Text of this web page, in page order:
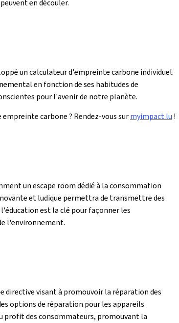
en découler.
un calculateur d'empreinte carbone individuel.
en fonction de ses habitudes de
pour l'avenir de notre planète.
carbone ? Rendez-vous surmyimpact.lu !
un escape room dédié à la consommation
et ludique permettra de transmettre des
est la clé pour façonner les
l'environnement.
directive visant à promouvoir la réparation des
options de réparation pour les appareils
profit des consommateurs, promouvant la